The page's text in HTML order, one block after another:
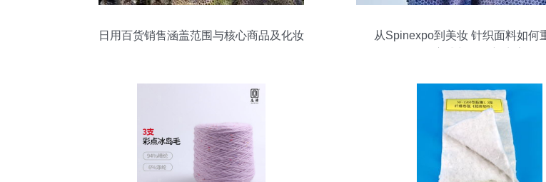
日用百货销售涵盖范围与核心商品及化妆
从Spinexpo到美妆 针织面料如何